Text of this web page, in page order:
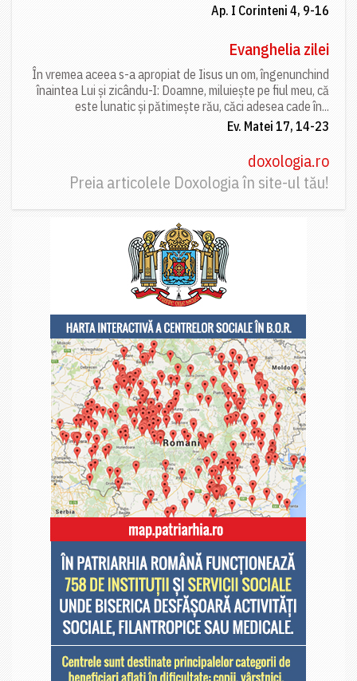
Ap. I Corinteni 4, 9-16
Evanghelia zilei
În vremea aceea s-a apropiat de Iisus un om, îngenunchind
înaintea Lui și zicându-I: Doamne, miluiește pe fiul meu, că
este lunatic și pătimește rău, căci adesea cade în...
Ev. Matei 17, 14-23
doxologia.ro
Preia articolele Doxologia în site-ul tău!